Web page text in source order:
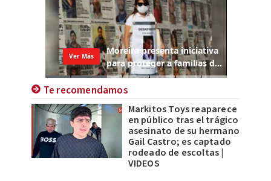
Te recomendamos
Markitos Toys reaparece
en público tras el trágico
asesinato de su hermano
Gail Castro; es captado
rodeado de escoltas |
VIDEOS